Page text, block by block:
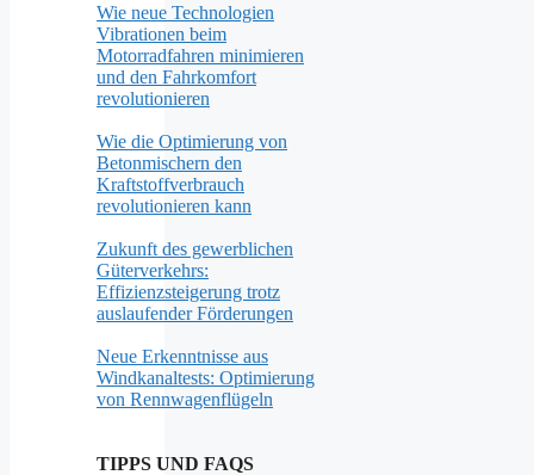
Wie neue Technologien
Vibrationen beim
Motorradfahren minimieren
und den Fahrkomfort
revolutionieren
Wie die Optimierung von
Betonmischern den
Kraftstoffverbrauch
revolutionieren kann
Zukunft des gewerblichen
Güterverkehrs:
Effizienzsteigerung trotz
auslaufender Förderungen
Neue Erkenntnisse aus
Windkanaltests: Optimierung
von Rennwagenflügeln
TIPPS UND FAQS